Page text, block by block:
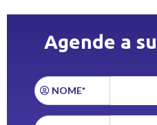
Agende a
NOME*